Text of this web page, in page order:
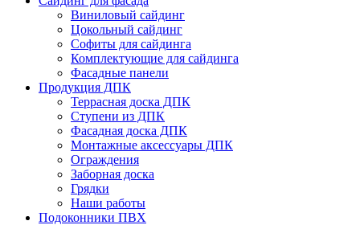
Виниловый сайдинг
Цокольный сайдинг
Софиты для сайдинга
Комплектующие для сайдинга
Фасадные панели
Продукция ДПК
Террасная доска ДПК
Ступени из ДПК
Фасадная доска ДПК
Монтажные аксессуары ДПК
Ограждения
Заборная доска
Грядки
Наши работы
Подоконники ПВХ